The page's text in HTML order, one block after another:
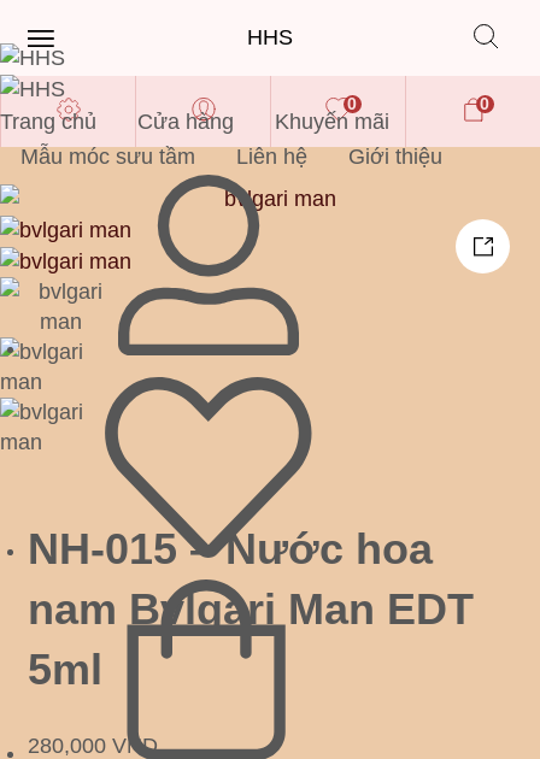
Trang chủ Cửa hàng
Khuyến mãi
Mẫu móc sưu tầm
Liên hệ Giới thiệu
HHS
0 0
NH-015 – Nước hoa
nam Bvlgari Man EDT
5ml
280,000 VND